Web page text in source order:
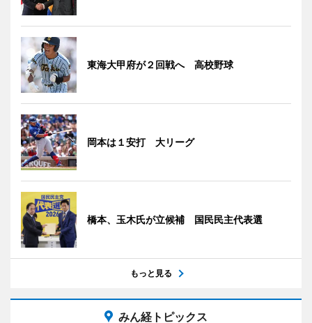
東海大甲府が２回戦へ 高校野球
岡本は１安打 大リーグ
橋本、玉木氏が立候補 国民民主代表選
もっと見る
みん経トピックス